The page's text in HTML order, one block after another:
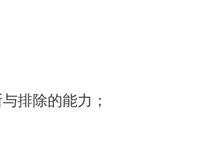
排除的能力；